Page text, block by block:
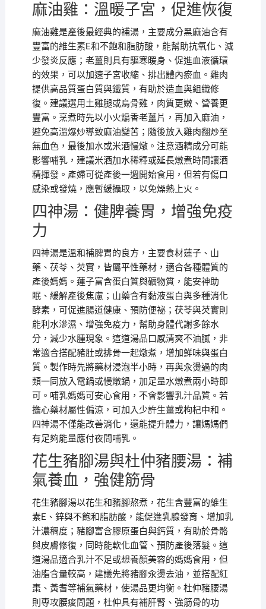
麻油雞：溫暖子宮，促進恢復
麻油雞是產後最經典的補湯，主要成分黑麻油含有
豐富的維生素E和不飽和脂肪酸，能幫助抗氧化、減
少發炎反應；老薑則具有驅寒暖身、促進血液循環
的效果，可以加速子宮收縮、排出體內瘀血。雞肉
提供高品質蛋白質與鐵質，有助於造血與組織修
復。建議選用土雞腿或烏骨雞，肉質更嫩、營養更
豐富。烹煮時先以小火煸香老薑片，再加入麻油，
避免高溫爆炒導致麻油變苦；隨後放入雞肉翻炒至
無血色，最後加水或米酒慢燉。注意酒精成分可能
影響哺乳，建議米酒加水稀釋或延長燉煮時間讓酒
精揮發。產婦可從產後一週開始食用，但若有傷口
感染或發燒，應暫緩攝取，以免燥熱上火。
四神湯：健脾養胃，增強免疫
力
四神湯是溫和補脾胃的良方，主要食材蓮子、山
藥、茯苓、芡實，皆屬平性藥材，適合各種體質的
產後媽媽。蓮子富含蛋白質與礦物質，能安神助
眠、緩解產後焦慮；山藥含有黏液蛋白與多種消化
酵素，可促進腸道健康、預防便祕；茯苓與芡實則
能利水滲濕、增強免疫力，幫助身體代謝多餘水
分，減少水腫現象。這道湯品口感清爽不油膩，非
常適合搭配豬肚或排骨一起燉煮，增加鮮味與蛋白
質。製作時先將藥材浸泡半小時，再與汆燙過的肉
類一同放入電鍋或慢燉鍋，加足量水燉煮兩小時即
可。哺乳媽媽可安心食用，不會影響乳汁品質。若
擔心藥材屬性偏涼，可加入少許生薑或枸杞中和。
四神湯不僅能改善消化，還能提升體力，讓媽媽們
有足夠能量應付夜間哺乳。
花生豬腳湯與杜仲豬腰湯：補
氣養血，強健筋骨
花生豬腳湯以花生和豬腳熬煮，花生含豐富的維生
素E、鋅與不飽和脂肪酸，能促進乳腺發育、增加乳
汁濃稠度；豬腳富含膠原蛋白與鈣質，有助於骨骼
與皮膚修復，同時能軟化血管、預防產後落髮。這
道湯品適合乳汁不足或想養顏美容的媽媽食用，但
油脂含量較高，建議先將豬腳汆燙去油，並搭配紅
棗、黃耆等補氣藥材，使湯品更均衡。杜仲豬腰湯
則專攻腰痠問題，杜仲具有補肝腎、強筋骨的功